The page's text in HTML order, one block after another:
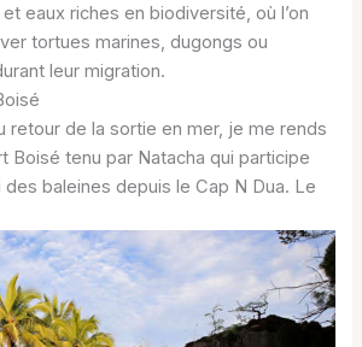
eaux riches en biodiversité, où l’on
tortues marines, dugongs ou
leur migration.
retour de la sortie en mer, je me rends
Boisé tenu par Natacha qui participe
des baleines depuis le Cap N Dua. Le